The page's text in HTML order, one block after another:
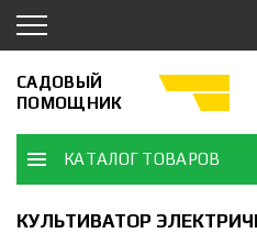
САДОВЫЙ
ПОМОЩНИК
КАТАЛОГ ТОВАРОВ
КУЛЬТИВАТОР